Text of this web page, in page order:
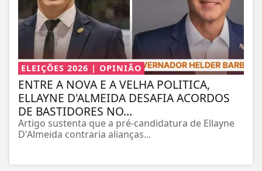
ELEIÇÕES 2026 | OPINIÃO
ENTRE A NOVA E A VELHA POLITICA,
ELLAYNE D'ALMEIDA DESAFIA ACORDOS
DE BASTIDORES NO...
Artigo sustenta que a pré-candidatura de Ellayne
D'Almeida contraria alianças...